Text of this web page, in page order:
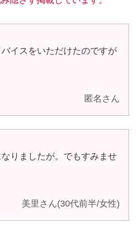
イスをいただけたのですが
匿名さん
りましたが。でもすみませ
美里さん(30代前半/女性)